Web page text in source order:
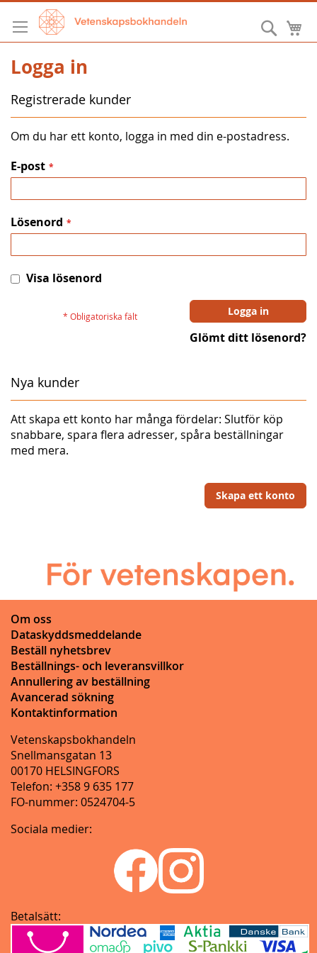
Hoppa
till
innehållet
Sök
Logga in
Registrerade kunder
Om du har ett konto, logga in med din e-postadress.
E-post
Lösenord
Visa lösenord
Logga in
Glömt ditt lösenord?
Nya kunder
Att skapa ett konto har många fördelar: Slutför köp
snabbare, spara flera adresser, spåra beställningar
med mera.
Skapa ett konto
Om oss
Dataskyddsmeddelande
Beställ nyhetsbrev
Beställnings- och leveransvillkor
Annullering av beställning
Avancerad sökning
Kontaktinformation
Vetenskapsbokhandeln
Snellmansgatan 13
00170 HELSINGFORS
Telefon: +358 9 635 177
FO-nummer: 0524704-5
Sociala medier:
Betalsätt: